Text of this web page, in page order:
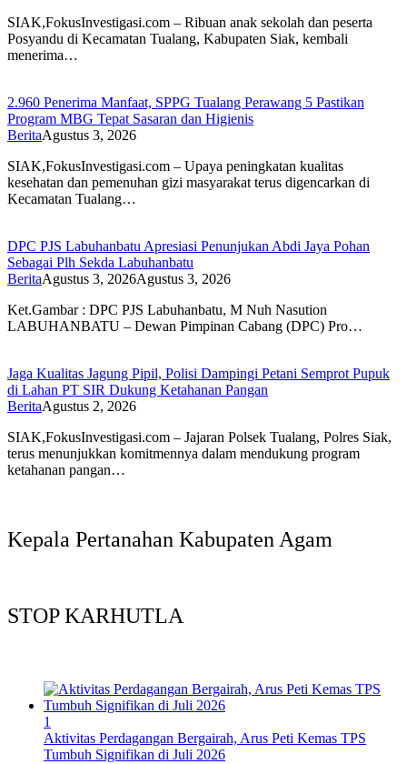
SIAK,FokusInvestigasi.com – Ribuan anak sekolah dan peserta
Posyandu di Kecamatan Tualang, Kabupaten Siak, kembali
menerima…
2.960 Penerima Manfaat, SPPG Tualang Perawang 5 Pastikan
Program MBG Tepat Sasaran dan Higienis
BeritaAgustus 3, 2026
SIAK,FokusInvestigasi.com – Upaya peningkatan kualitas
kesehatan dan pemenuhan gizi masyarakat terus digencarkan di
Kecamatan Tualang…
DPC PJS Labuhanbatu Apresiasi Penunjukan Abdi Jaya Pohan
Sebagai Plh Sekda Labuhanbatu
BeritaAgustus 3, 2026Agustus 3, 2026
Ket.Gambar : DPC PJS Labuhanbatu, M Nuh Nasution
LABUHANBATU – Dewan Pimpinan Cabang (DPC) Pro…
Jaga Kualitas Jagung Pipil, Polisi Dampingi Petani Semprot Pupuk
di Lahan PT SIR Dukung Ketahanan Pangan
BeritaAgustus 2, 2026
SIAK,FokusInvestigasi.com – Jajaran Polsek Tualang, Polres Siak,
terus menunjukkan komitmennya dalam mendukung program
ketahanan pangan…
Kepala Pertanahan Kabupaten Agam
STOP KARHUTLA
1
Aktivitas Perdagangan Bergairah, Arus Peti Kemas TPS
Tumbuh Signifikan di Juli 2026